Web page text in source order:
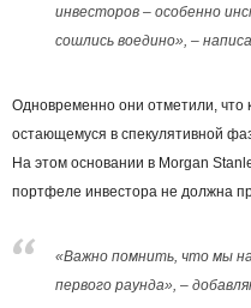
инвесторов – особенно
сошлись воедино», –
Одновременно они отметили, что
остающемуся в спекулятивной
На этом основании в Morgan
портфеле инвестора не должна
«Важно помнить, что мы
первого раунда», –